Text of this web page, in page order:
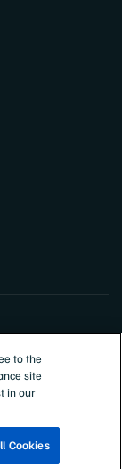
to the
site
in our
Cookies